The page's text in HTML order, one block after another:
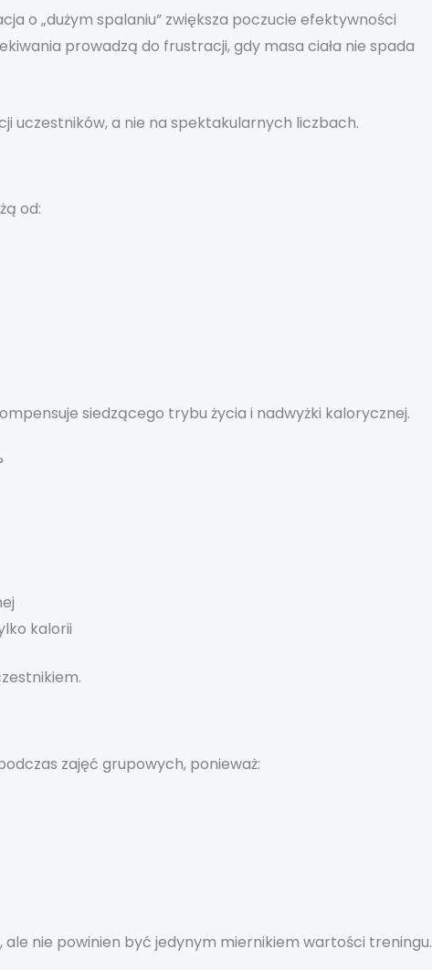
o „dużym spalaniu” zwiększa poczucie efektywności
prowadzą do frustracji, gdy masa ciała nie spada
uczestników, a nie na spektakularnych liczbach.
od:
siedzącego trybu życia i nadwyżki kalorycznej.
kalorii
zajęć grupowych, ponieważ:
nie powinien być jedynym miernikiem wartości treningu.